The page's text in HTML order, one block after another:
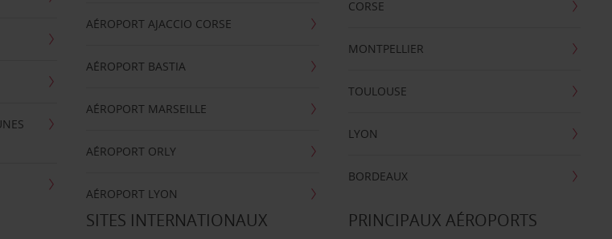
AÉROPORT AJACCIO CORSE
AÉROPORT BASTIA
AÉROPORT MARSEILLE
AÉROPORT ORLY
AÉROPORT LYON
CORSE
MONTPELLIER
TOULOUSE
LYON
BORDEAUX
SITES INTERNATIONAUX PRINCIPAUX AÉROPORTS